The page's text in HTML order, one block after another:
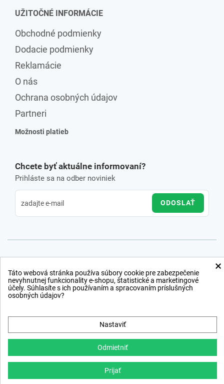
UŽITOČNÉ INFORMÁCIE
Obchodné podmienky
Dodacie podmienky
Reklamácie
O nás
Ochrana osobných údajov
Partneri
Možnosti platieb
Chcete byť aktuálne informovaní?
Prihláste sa na odber noviniek
ODOSLAŤ
×
Táto webová stránka používa súbory cookie pre zabezpečenie
nevyhnutnej funkcionality e-shopu, štatistické a marketingové
účely. Súhlasíte s ich používaním a spracovaním príslušných
osobných údajov?
Nastaviť
Odmietniť
Prijať